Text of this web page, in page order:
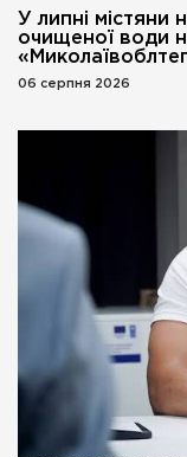
У липні містяни
очищеної води
06 серпня 2026